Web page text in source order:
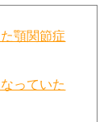
顎関節症
っていた